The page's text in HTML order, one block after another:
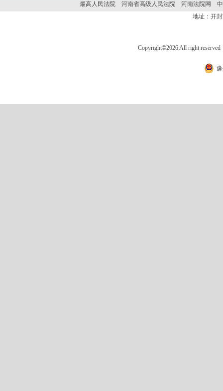
最高人民法院 河南省高级人民法院 河南法院网
地址：开
Copyright©2026 All right